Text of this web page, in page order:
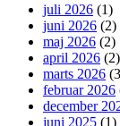
juli 2026 (1)
juni 2026 (2)
maj 2026 (2)
april 2026 (2)
marts 2026
februar 2026
december
juni 2025 (1)